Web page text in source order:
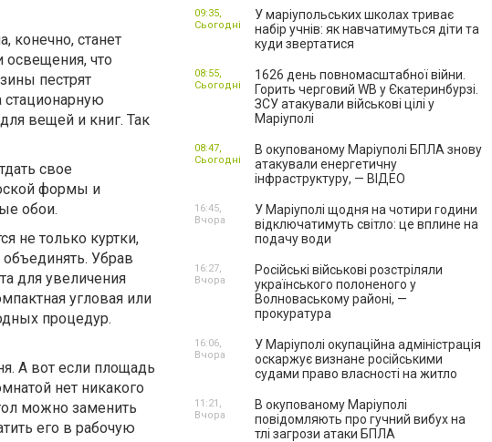
конечно, станет
освещения, что
пестрят
вещей и книг. Так
свое
формы и
обои.
не только куртки,
Убрав
для увеличения
угловая или
процедур.
А вот если площадь
нет никакого
можно заменить
его в рабочую
У маріупольських школах триває
набір учнів: як навчатимуться діти та
куди звертатися
09:35,
Сьогодні
1626 день повномасштабної війни.
Горить черговий WB у Єкатеринбурзі.
ЗСУ атакували військові цілі у
Маріуполі
08:55,
Сьогодні
В окупованому Маріуполі БПЛА знову
атакували енергетичну
інфраструктуру, — ВІДЕО
08:47,
Сьогодні
У Маріуполі щодня на чотири години
відключатимуть світло: це вплине на
подачу води
16:45,
Вчора
Російські військові розстріляли
українського полоненого у
Волноваському районі, —
прокуратура
16:27,
Вчора
У Маріуполі окупаційна адміністрація
оскаржує визнане російськими
судами право власності на житло
16:06,
Вчора
В окупованому Маріуполі
повідомляють про гучний вибух на
тлі загрози атаки БПЛА
11:21,
Вчора